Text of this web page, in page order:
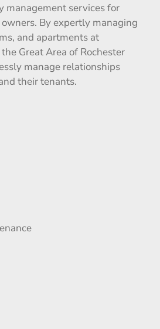
management services for
By expertly managing
and apartments at
Great Area of Rochester
manage relationships
their tenants.